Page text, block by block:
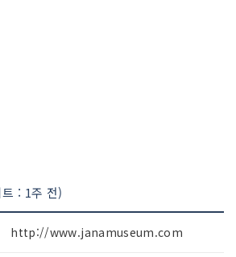
: 1주 전)
http://www.janamuseum.com